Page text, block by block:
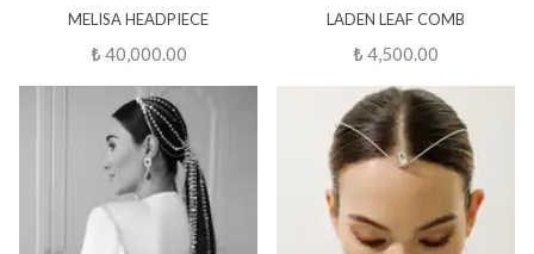
MELISA HEADPIECE
₺ 40,000.00
LADEN LEAF COMB
₺ 4,500.00